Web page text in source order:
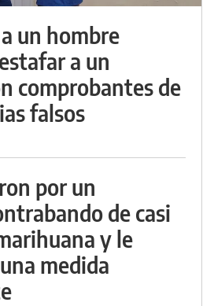
un hombre
a un
comprobantes de
falsos
por un
de casi
y le
medida